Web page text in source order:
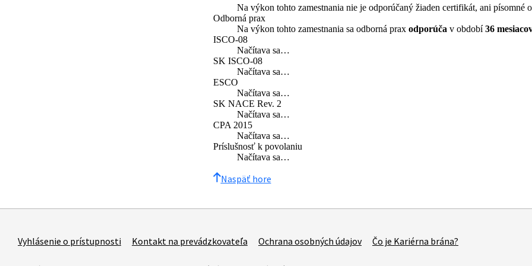
Na výkon tohto zamestnania nie je odporúčaný žiaden certifikát, ani písomné
Odborná prax
Na výkon tohto zamestnania sa odborná prax odporúča v období36
ISCO-08
Načítava sa…
SK ISCO-08
Načítava sa…
ESCO
Načítava sa…
SK NACE Rev. 2
Načítava sa…
CPA 2015
Načítava sa…
Príslušnosť k povolaniu
Načítava sa…
Naspäť hore
Vyhlásenie o prístupnosti Kontakt na prevádzkovateľa Ochrana osobných údajov Čo je Kariérna brána?